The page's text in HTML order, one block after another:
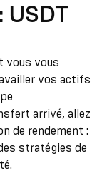
vous vous
vos actifs
arrivé, allez
de rendement :
stratégies de